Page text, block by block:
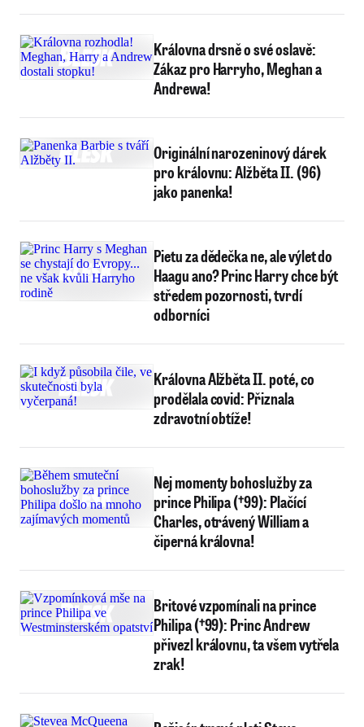
Královna drsně o své oslavě:
Zákaz pro Harryho, Meghan a
Andrewa!
Originální narozeninový dárek
pro královnu: Alžběta II. (96)
jako panenka!
Pietu za dědečka ne, ale výlet do
Haagu ano? Princ Harry chce být
středem pozornosti, tvrdí
odborníci
Královna Alžběta II. poté, co
prodělala covid: Přiznala
zdravotní obtíže!
Nej momenty bohoslužby za
prince Philipa (†99): Plačící
Charles, otrávený William a
čiperná královna!
Britové vzpomínali na prince
Philipa (†99): Princ Andrew
přivezl královnu, ta všem vytřela
zrak!